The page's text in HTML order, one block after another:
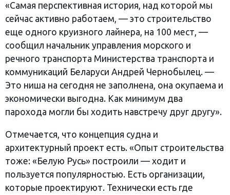
«Самая перспективная история, над которой мы
сейчас активно работаем, — это строительство
еще одного круизного лайнера, на 100 мест, —
сообщил начальник управления морского и
речного транспорта Министерства транспорта и
коммуникаций Беларуси Андрей Чернобылец. —
Это ниша на сегодня не заполнена, она окупаема и
экономически выгодна. Как минимум два
парохода могли бы ходить навстречу друг другу».
Отмечается, что концепция судна и
архитектурный проект есть. «Опыт строительства
тоже: «Белую Русь» построили — ходит и
пользуется популярностью. Есть организации,
которые проектируют. Технически есть где